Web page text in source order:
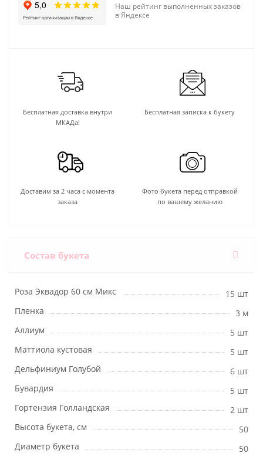
Наш рейтинг выполненных заказов
в Яндексе
Бесплатная доставка внутри
МКАДа!
Бесплатная записка к букету
Доставим за 2 часа с момента
заказа
Фото букета перед отправкой
по вашему желанию
Состав букета
Роза Эквадор 60 см Микс
15 шт
Пленка
3 м
Аллиум
5 шт
Маттиола кустовая
5 шт
Дельфиниум Голубой
6 шт
Бувардия
5 шт
Гортензия Голландская
2 шт
Высота букета, см
50
Диаметр букета
50